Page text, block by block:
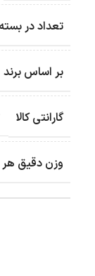
تعداد در
بر اساس برند
گارانتی کالا
وزن دقیق